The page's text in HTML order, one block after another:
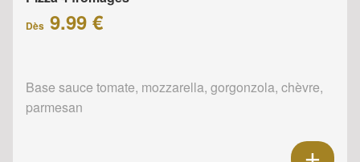
Dès 9.99 €
Base sauce tomate, mozzarella, gorgonzola, chèvre,
parmesan